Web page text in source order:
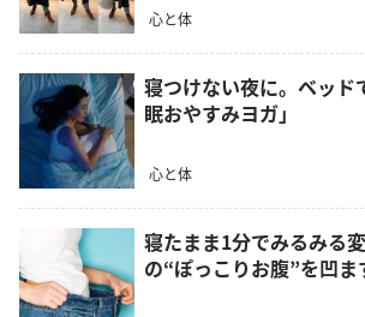
心と体
寝つけない夜に。ベッド
眠おやすみヨガ」
心と体
寝たまま1分でみるみる
の“ぽっこりお腹”を凹ま